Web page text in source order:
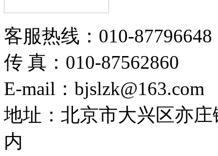
客服热线：010-87796648
传 真：010-87562860
E-mail：bjslzk@163.com
地址：北京市大兴区亦
内